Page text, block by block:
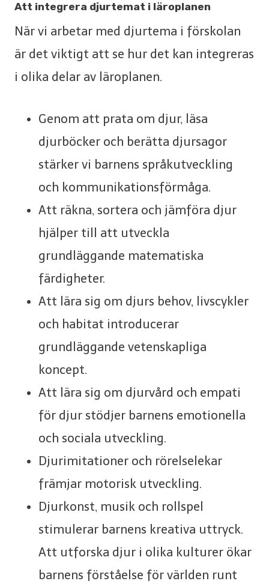
Att integrera djurtemat i läroplanen
När vi arbetar med djurtema i förskolan
är det viktigt att se hur det kan integreras
i olika delar av läroplanen.
Genom att prata om djur, läsa
djurböcker och berätta djursagor
stärker vi barnens språkutveckling
och kommunikationsförmåga.
Att räkna, sortera och jämföra djur
hjälper till att utveckla
grundläggande matematiska
färdigheter.
Att lära sig om djurs behov, livscykler
och habitat introducerar
grundläggande vetenskapliga
koncept.
Att lära sig om djurvård och empati
för djur stödjer barnens emotionella
och sociala utveckling.
Djurimitationer och rörelselekar
främjar motorisk utveckling.
Djurkonst, musik och rollspel
stimulerar barnens kreativa uttryck.
Att utforska djur i olika kulturer ökar
barnens förståelse för världen runt